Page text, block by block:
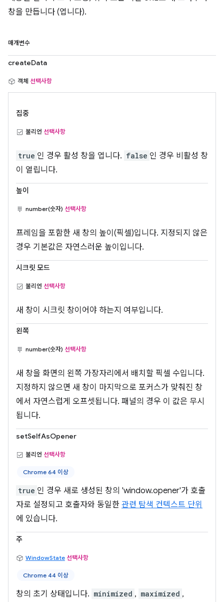
창을 만듭니다 (엽니다).
매개변수
createData
객체 선택사항
집중
불리언 선택사항
true 인 경우 활성 창을 엽니다. false 인 경우 비활성 창
이 열립니다.
높이
number(숫자) 선택사항
프레임을 포함한 새 창의 높이(픽셀)입니다. 지정되지 않은
경우 기본값은 자연스러운 높이입니다.
시크릿 모드
불리언 선택사항
새 창이 시크릿 창이어야 하는지 여부입니다.
왼쪽
number(숫자) 선택사항
새 창을 화면의 왼쪽 가장자리에서 배치할 픽셀 수입니다.
지정하지 않으면 새 창이 마지막으로 포커스가 맞춰진 창
에서 자연스럽게 오프셋됩니다. 패널의 경우 이 값은 무시
됩니다.
setSelfAsOpener
불리언 선택사항
Chrome 64 이상
true 인 경우 새로 생성된 창의 'window.opener'가 호출
자로 설정되고 호출자와 동일한 관련 탐색 컨텍스트 단위
에 있습니다.
주
WindowState 선택사항
Chrome 44 이상
창의 초기 상태입니다. minimized , maximized ,